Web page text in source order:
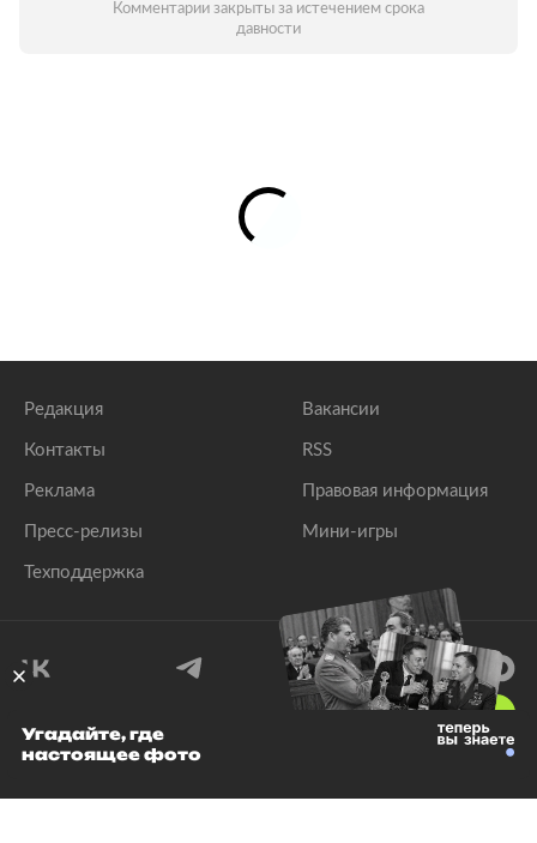
Комментарии закрыты за истечением срока
давности
Редакция
Контакты
Реклама
Пресс-релизы
Техподдержка
Вакансии
RSS
Правовая информация
Мини-игры
© 1999–2026 Все права защищены.
Угадайте, где
настоящее фото